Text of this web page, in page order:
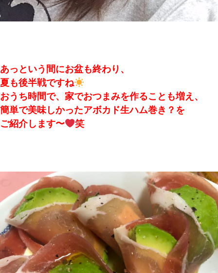
あっという間にお盆も終わり、
夏も後半戦ですね
おうち時間で、家でおつまみを作ることも増え、
簡単で美味しかったアボカド生ハム巻き？を
ご紹介します〜
笑